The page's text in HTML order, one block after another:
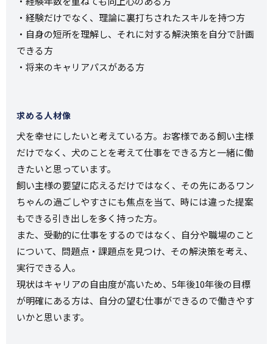
・経験だけでなく、理論に裏打ちされたスキルを持つ方
・自身の短所を理解し、それに対する解決策を自分で計画
できる方
・将来のキャリアパスがある方
求める人材像
犬を幸せにしたいと考えている方。お客様である飼い主様
だけでなく、犬のことを考えて仕事をできる方と一緒に働
きたいと思っています。
飼い主様の要望に応えるだけではなく、その先にあるワン
ちゃんの過ごしやすさにも焦点を当て、時には違った提案
もできる引き出しを多く持った方。
また、受動的に仕事をするのではなく、自分や職場のこと
について、問題点・課題点を見つけ、その解決策を考え、
実行できる人。
現状はキャリアの自由度が高いため、5年後10年後の目標
が明確にある方は、自分の望む仕事ができるので働きやす
いかと思います。